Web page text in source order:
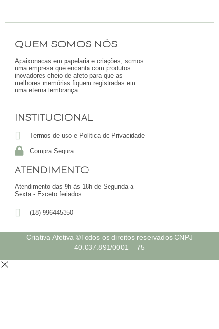
QUEM SOMOS NÓS
Apaixonadas em papelaria e criações, somos
uma empresa que encanta com produtos
inovadores cheio de afeto para que as
melhores memórias fiquem registradas em
uma eterna lembrança.
INSTITUCIONAL
Termos de uso e Política de Privacidade
Compra Segura
ATENDIMENTO
Atendimento das 9h às 18h de Segunda a
Sexta - Exceto feriados
(18) 996445350
Criativa Afetiva ©Todos os direitos reservados CNPJ
40.037.891/0001 – 75